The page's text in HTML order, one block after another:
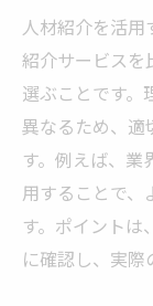
人材紹介を活
紹介サービスを
選ぶことです。
異なるため、適
す。例えば、
用することで、
す。ポイント
に確認し、実際